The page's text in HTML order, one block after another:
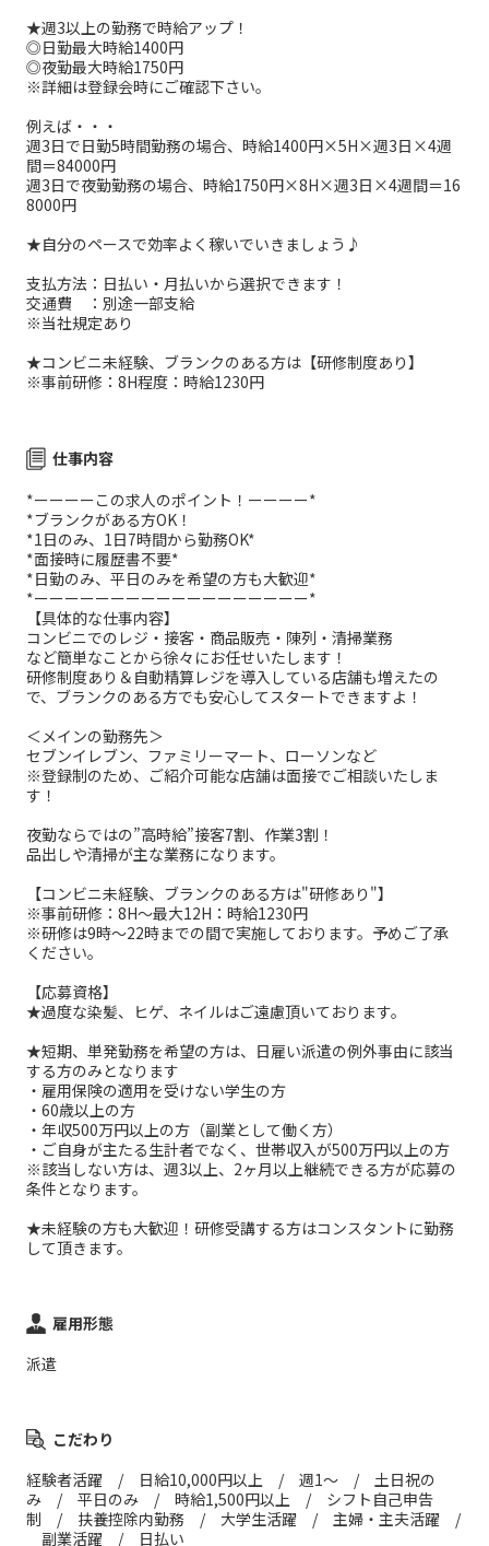
★週3以上の勤務で時給アップ！
◎日勤最大時給1400円
◎夜勤最大時給1750円
※詳細は登録会時にご確認下さい。
例えば・・・
週3日で日勤5時間勤務の場合、時給1400円×5H×週3日×4週
間＝84000円
週3日で夜勤勤務の場合、時給1750円×8H×週3日×4週間＝16
8000円
★自分のペースで効率よく稼いでいきましょう♪
支払方法：日払い・月払いから選択できます！
交通費 ：別途一部支給
※当社規定あり
★コンビニ未経験、ブランクのある方は【研修制度あり】
※事前研修：8H程度：時給1230円
仕事内容
*ーーーーこの求人のポイント！ーーーー*
*ブランクがある方OK！
*1日のみ、1日7時間から勤務OK*
*面接時に履歴書不要*
*日勤のみ、平日のみを希望の方も大歓迎*
*ーーーーーーーーーーーーーーーーーー*
【具体的な仕事内容】
コンビニでのレジ・接客・商品販売・陳列・清掃業務
など簡単なことから徐々にお任せいたします！
研修制度あり＆自動精算レジを導入している店舗も増えたの
で、ブランクのある方でも安心してスタートできますよ！
＜メインの勤務先＞
セブンイレブン、ファミリーマート、ローソンなど
※登録制のため、ご紹介可能な店舗は面接でご相談いたしま
す！
夜勤ならではの”高時給”接客7割、作業3割！
品出しや清掃が主な業務になります。
【コンビニ未経験、ブランクのある方は"研修あり"】
※事前研修：8H～最大12H：時給1230円
※研修は9時～22時までの間で実施しております。予めご了承
ください。
【応募資格】
★過度な染髪、ヒゲ、ネイルはご遠慮頂いております。
★短期、単発勤務を希望の方は、日雇い派遣の例外事由に該当
する方のみとなります
・雇用保険の適用を受けない学生の方
・60歳以上の方
・年収500万円以上の方（副業として働く方）
・ご自身が主たる生計者でなく、世帯収入が500万円以上の方
※該当しない方は、週3以上、2ヶ月以上継続できる方が応募の
条件となります。
★未経験の方も大歓迎！研修受講する方はコンスタントに勤務
して頂きます。
雇用形態
派遣
こだわり
経験者活躍 / 日給10,000円以上 / 週1～ / 土日祝の
み / 平日のみ / 時給1,500円以上 / シフト自己申告
制 / 扶養控除内勤務 / 大学生活躍 / 主婦・主夫活躍 /
副業活躍 / 日払い